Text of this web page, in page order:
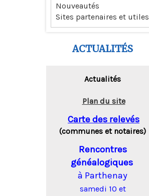
Nouveautés
Sites partenaires et utiles
ACTUALITÉS
Actualités
Plan du site
Carte des relevés
(communes et notaires)
Rencontres
généalogiques
à Parthenay
samedi 10 et